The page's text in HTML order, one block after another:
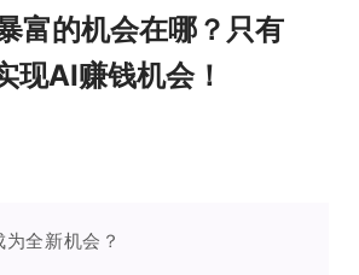
富的机会在哪？只有
现AI赚钱机会！
全新机会？